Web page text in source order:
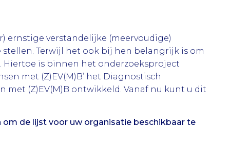
ernstige verstandelijke (meervoudige)
stellen. Terwijl het ook bij hen belangrijk is om
Hiertoe is binnen het onderzoeksproject
met (Z)EV(M)B’ het Diagnostisch
(Z)EV(M)B ontwikkeld. Vanaf nu kunt u dit
de lijst voor uw organisatie beschikbaar te